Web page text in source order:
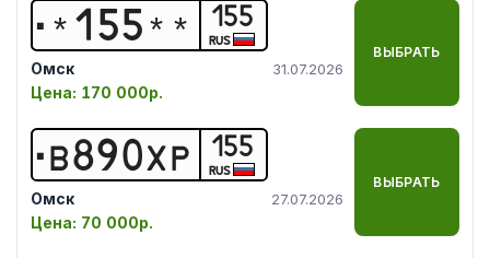
* 1 55 * * 155
RUS
Омск 31.07.2026
Цена: 170 000р.
ВЫБРАТЬ
В890ХР 155
RUS
Омск 27.07.2026
Цена: 70 000р.
ВЫБРАТЬ